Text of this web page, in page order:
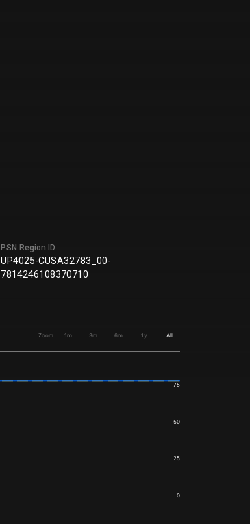
PSN Region ID
UP4025-CUSA32783_00-
7814246108370710
Zoom 1m 3m 6m 1y All
0
25
50
75